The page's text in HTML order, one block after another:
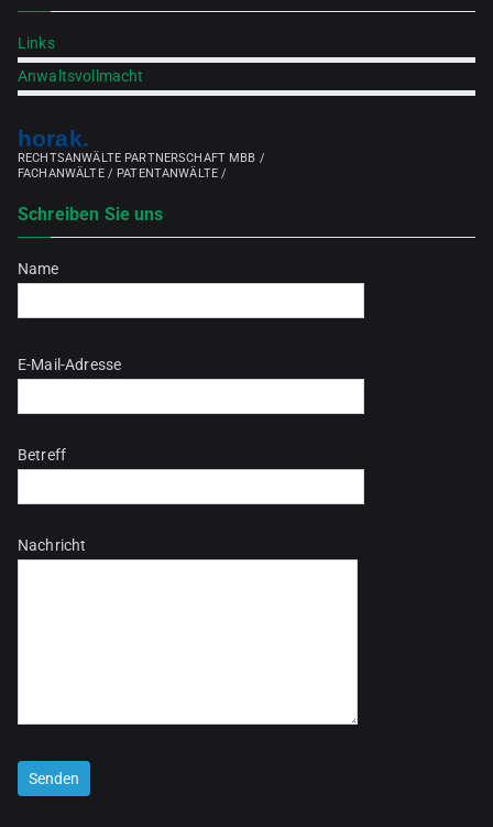
Links
Anwaltsvollmacht
horak.
RECHTSANWÄLTE PARTNERSCHAFT MBB /
FACHANWÄLTE / PATENTANWÄLTE /
Schreiben Sie uns
Name
E-Mail-Adresse
Betreff
Nachricht
Bitte lasse dieses Feld leer.